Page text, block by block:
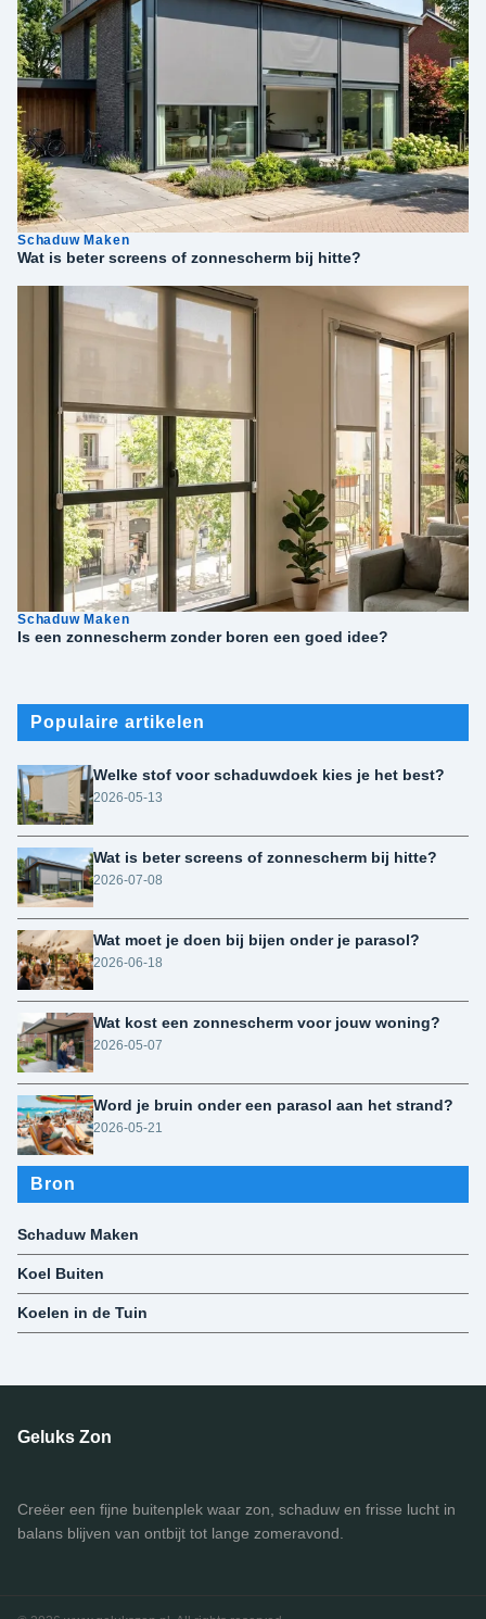
Schaduw Maken
Wat is beter screens of zonnescherm bij hitte?
Schaduw Maken
Is een zonnescherm zonder boren een goed idee?
Populaire artikelen
Welke stof voor schaduwdoek kies je het best?
2026-05-13
Wat is beter screens of zonnescherm bij hitte?
2026-07-08
Wat moet je doen bij bijen onder je parasol?
2026-06-18
Wat kost een zonnescherm voor jouw woning?
2026-05-07
Word je bruin onder een parasol aan het strand?
2026-05-21
Bron
Schaduw Maken
Koel Buiten
Koelen in de Tuin
Geluks Zon
Creëer een fijne buitenplek waar zon, schaduw en frisse lucht in
balans blijven van ontbijt tot lange zomeravond.